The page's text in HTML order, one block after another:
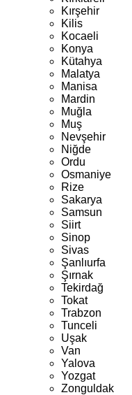
Kırşehir
Kilis
Kocaeli
Konya
Kütahya
Malatya
Manisa
Mardin
Muğla
Muş
Nevşehir
Niğde
Ordu
Osmaniye
Rize
Sakarya
Samsun
Siirt
Sinop
Sivas
Şanlıurfa
Şırnak
Tekirdağ
Tokat
Trabzon
Tunceli
Uşak
Van
Yalova
Yozgat
Zonguldak